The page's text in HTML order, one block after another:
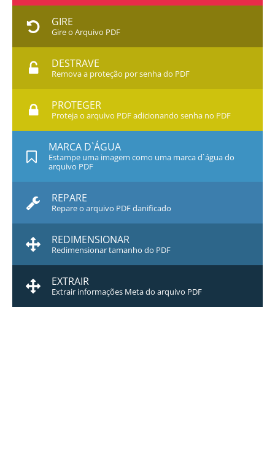
GIRE
Gire o Arquivo PDF
DESTRAVE
Remova a proteção por senha do PDF
PROTEGER
Proteja o arquivo PDF adicionando senha no PDF
MARCA D`ÁGUA
Estampe uma imagem como uma marca d`água do
arquivo PDF
REPARE
Repare o arquivo PDF danificado
REDIMENSIONAR
Redimensionar tamanho do PDF
EXTRAIR
Extrair informações Meta do arquivo PDF